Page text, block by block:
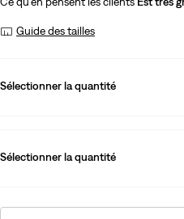
Guide des tailles
Sélectionner la quantité
Sélectionner la quantité